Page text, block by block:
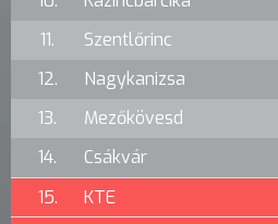
11.
Szentlőrinc
12.
Nagykanizsa
13.
Mezőkövesd
14.
Csákvár
15.
KTE